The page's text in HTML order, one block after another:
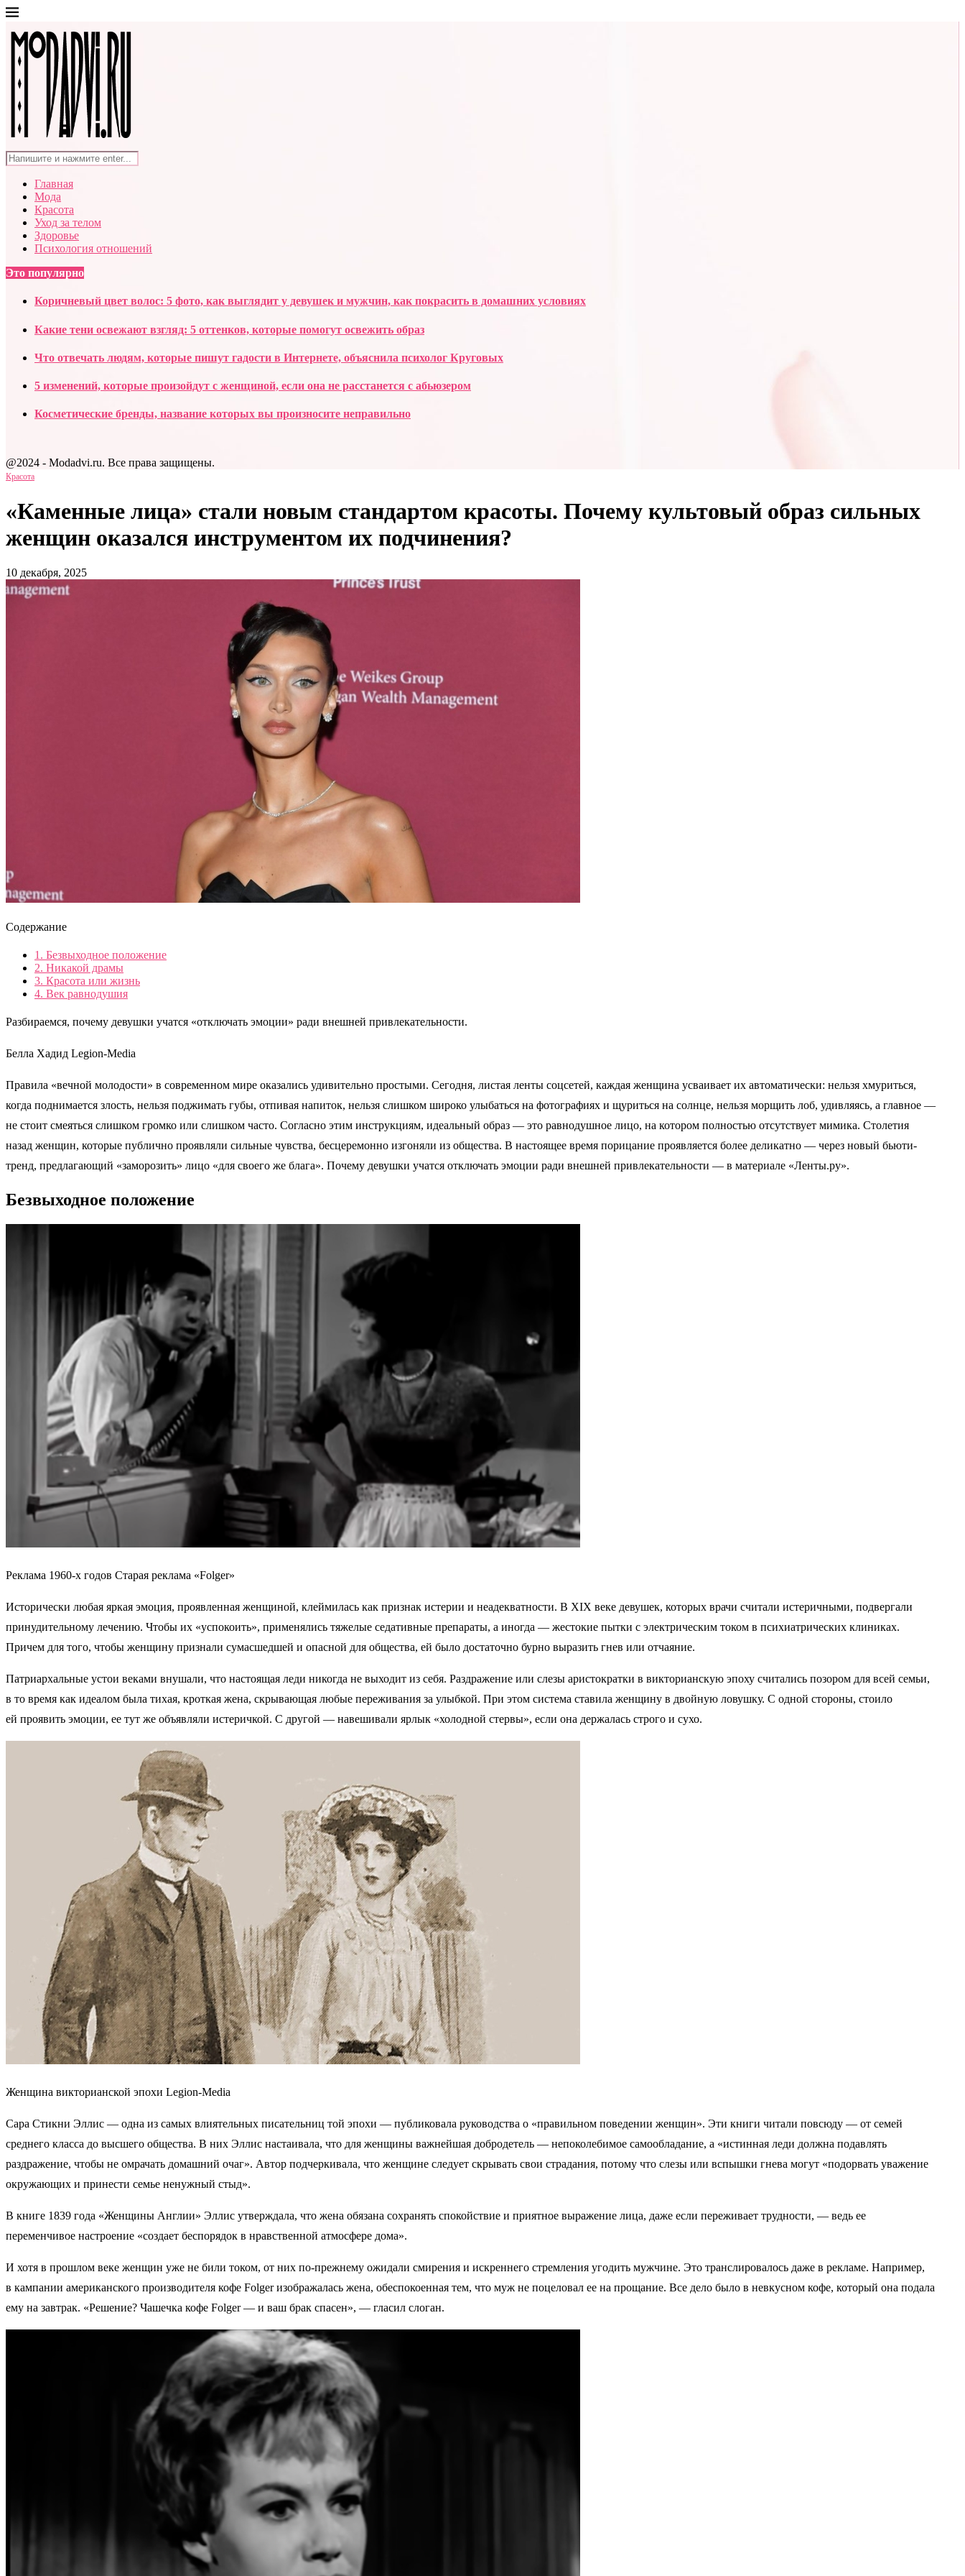
Главная
Мода
Красота
Уход за телом
Здоровье
Психология отношений
Это популярно
Коричневый цвет волос: 5 фото, как выглядит у девушек и мужчин, как покрасить в домашних условиях
Какие тени освежают взгляд: 5 оттенков, которые помогут освежить образ
Что отвечать людям, которые пишут гадости в Интернете, объяснила психолог Круговых
5 изменений, которые произойдут с женщиной, если она не расстанется с абьюзером
Косметические бренды, название которых вы произносите неправильно
@2024 - Modadvi.ru. Все права защищены.
Красота
«Каменные лица» стали новым стандартом красоты. Почему культовый образ сильных
женщин оказался инструментом их подчинения?
10 декабря, 2025
Содержание
1. Безвыходное положение
2. Никакой драмы
3. Красота или жизнь
4. Век равнодушия
Разбираемся, почему девушки учатся «отключать эмоции» ради внешней привлекательности.
Белла Хадид Legion-Media
Правила «вечной молодости» в современном мире оказались удивительно простыми. Сегодня, листая ленты соцсетей, каждая женщина усваивает их автоматически: нельзя хмуриться,
когда поднимается злость, нельзя поджимать губы, отпивая напиток, нельзя слишком широко улыбаться на фотографиях и щуриться на солнце, нельзя морщить лоб, удивляясь, а главное —
не стоит смеяться слишком громко или слишком часто. Согласно этим инструкциям, идеальный образ — это равнодушное лицо, на котором полностью отсутствует мимика. Столетия
назад женщин, которые публично проявляли сильные чувства, бесцеремонно изгоняли из общества. В настоящее время порицание проявляется более деликатно — через новый бьюти-
тренд, предлагающий «заморозить» лицо «для своего же блага». Почему девушки учатся отключать эмоции ради внешней привлекательности — в материале «Ленты.ру».
Безвыходное положение
Реклама 1960-х годов Старая реклама «Folger»
Исторически любая яркая эмоция, проявленная женщиной, клеймилась как признак истерии и неадекватности. В XIX веке девушек, которых врачи считали истеричными, подвергали
принудительному лечению. Чтобы их «успокоить», применялись тяжелые седативные препараты, а иногда — жестокие пытки с электрическим током в психиатрических клиниках.
Причем для того, чтобы женщину признали сумасшедшей и опасной для общества, ей было достаточно бурно выразить гнев или отчаяние.
Патриархальные устои веками внушали, что настоящая леди никогда не выходит из себя. Раздражение или слезы аристократки в викторианскую эпоху считались позором для всей семьи,
в то время как идеалом была тихая, кроткая жена, скрывающая любые переживания за улыбкой. При этом система ставила женщину в двойную ловушку. С одной стороны, стоило
ей проявить эмоции, ее тут же объявляли истеричкой. С другой — навешивали ярлык «холодной стервы», если она держалась строго и сухо.
Женщина викторианской эпохи Legion-Media
Сара Стикни Эллис — одна из самых влиятельных писательниц той эпохи — публиковала руководства о «правильном поведении женщин». Эти книги читали повсюду — от семей
среднего класса до высшего общества. В них Эллис настаивала, что для женщины важнейшая добродетель — непоколебимое самообладание, а «истинная леди должна подавлять
раздражение, чтобы не омрачать домашний очаг». Автор подчеркивала, что женщине следует скрывать свои страдания, потому что слезы или вспышки гнева могут «подорвать уважение
окружающих и принести семье ненужный стыд».
В книге 1839 года «Женщины Англии» Эллис утверждала, что жена обязана сохранять спокойствие и приятное выражение лица, даже если переживает трудности, — ведь ее
переменчивое настроение «создает беспорядок в нравственной атмосфере дома».
И хотя в прошлом веке женщин уже не били током, от них по-прежнему ожидали смирения и искреннего стремления угодить мужчине. Это транслировалось даже в рекламе. Например,
в кампании американского производителя кофе Folger изображалась жена, обеспокоенная тем, что муж не поцеловал ее на прощание. Все дело было в невкусном кофе, который она подала
ему на завтрак. «Решение? Чашечка кофе Folger — и ваш брак спасен», — гласил слоган.